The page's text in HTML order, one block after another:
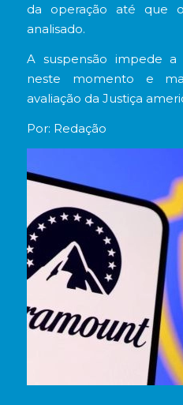
da operação até que
analisado.
A suspensão impede
neste momento e
avaliação da Justiça
Por: Redação